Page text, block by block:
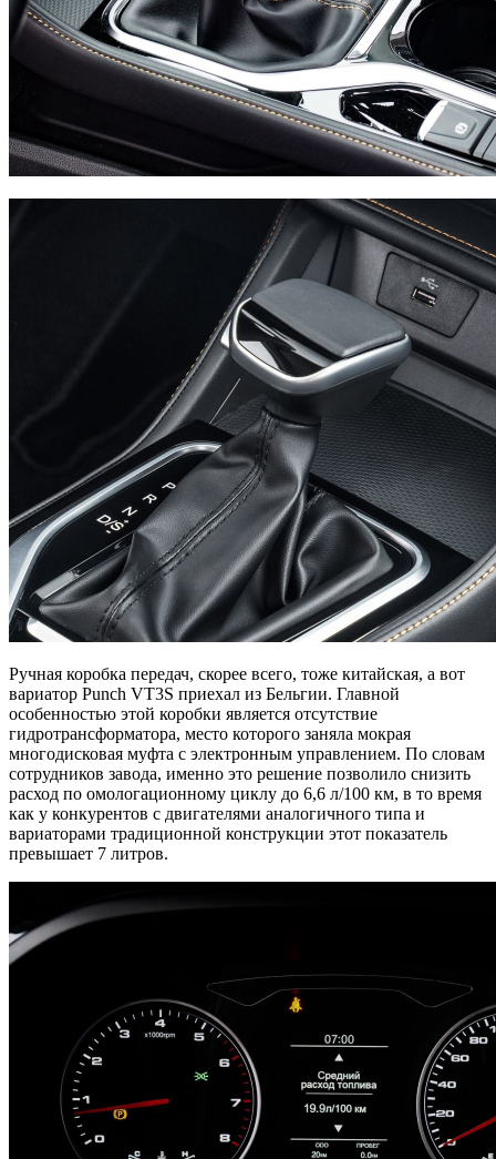
Ручная коробка передач, скорее всего, тоже китайская, а вот
вариатор Punch VT3S приехал из Бельгии. Главной
особенностью этой коробки является отсутствие
гидротрансформатора, место которого заняла мокрая
многодисковая муфта с электронным управлением. По словам
сотрудников завода, именно это решение позволило снизить
расход по омологационному циклу до 6,6 л/100 км, в то время
как у конкурентов с двигателями аналогичного типа и
вариаторами традиционной конструкции этот показатель
превышает 7 литров.